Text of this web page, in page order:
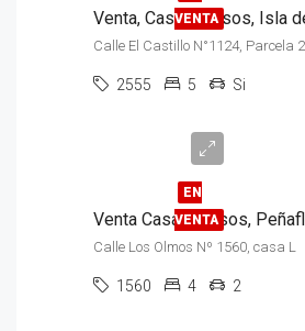
VENTA
Venta, Casa, 2 Pisos, Isla
Calle El Castillo N°1124, Parcela 2
2555 5 Si
EN
VENTA
Venta Casa, 2 Pisos,
Calle Los Olmos Nº 1560, casa L
1560 4 2